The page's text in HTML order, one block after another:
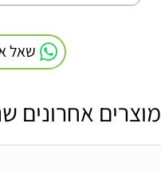
שאל
מוצרים אחרונים